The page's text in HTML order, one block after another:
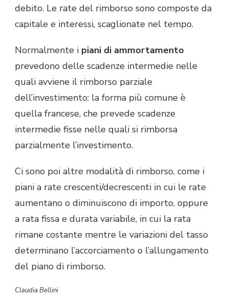
debito. Le rate del rimborso sono composte da
capitale e interessi, scaglionate nel tempo.
Normalmente i piani di ammortamento
prevedono delle scadenze intermedie nelle
quali avviene il rimborso parziale
dell’investimento: la forma più comune è
quella francese, che prevede scadenze
intermedie fisse nelle quali si rimborsa
parzialmente l’investimento.
Ci sono poi altre modalità di rimborso, come i
piani a rate crescenti/decrescenti in cui le rate
aumentano o diminuiscono di importo, oppure
a rata fissa e durata variabile, in cui la rata
rimane costante mentre le variazioni del tasso
determinano l’accorciamento o l’allungamento
del piano di rimborso.
Claudia Bellini